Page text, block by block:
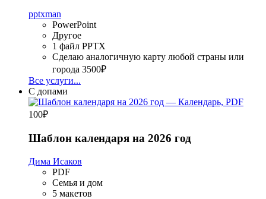
pptxman
PowerPoint
Другое
1 файл PPTX
Сделаю аналогичную карту любой страны или
города 3500₽
Все услуги...
С допами
100₽
Шаблон календаря на 2026 год
Дима Исаков
PDF
Семья и дом
5 макетов